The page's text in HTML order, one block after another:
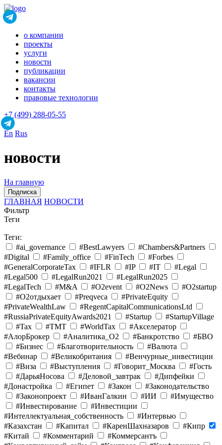
о компании
проекты
услуги
новости
публикации
вакансии
контакты
правовые технологии
+7 (499) 288-05-55
En Rus
новости
На главную
Подписка
ГЛАВНАЯ НОВОСТИ
Фильтр
Теги
Теги:
#ai_governance
#BestLawyers
#Chambers&Partners
#Digital
#Family_office #FinTech
#Forbes
#GeneralCorporateTax
#IFLR #IP #IT
#Legal
#Legal500
#LegalRun2021
#LegalRun2025
#LegalTech
#M&A #O2event #O2News
#O2startup
#O2отдыхает
#Preqveca
#PrivateEquity
#PrivateWealthLaw
#RegentCapitalCommunicationsLtd
#RussiaPrivateEquityAwards2021
#Startup
#StartupVillage
#Tax
#TMT #WorldTax
#Акселератор
#АлорБрокер
#Аналитика_O2 #Банкротство
#БВО
#Бизнес
#Благотворительность
#Валюта
#Вебинар
#Великобритания
#Венчурные_инвестиции
#Виза
#Выступления #Говорит_Москва
#Гость
#ДарьяНосова
#Деловой_завтрак
#Дипфейки
#Донастройка
#Египет #Закон
#Законодательство
#Законопроект
#ИванГалкин #ИИ
#Имущество
#Инвестирование
#Инвестиции
#Интеллектуальная_собственность
#Интервью
#Казахстан
#Капитал #КаренШахназаров
#Кипр
#Китай
#Комментарий
#Коммерсантъ